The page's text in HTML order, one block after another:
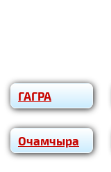
ГАГРА
Очам­чы­ра